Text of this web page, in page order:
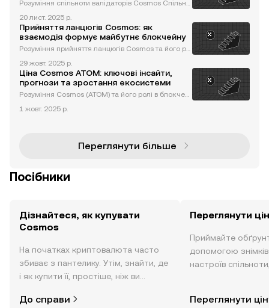
Розуміння спільноти валідаторів Cosmos Спільно
истеми Cosmos, забезпечуючи її безпеку, децент
ралізацію та управління. Валідатори відіграють кр
итичну роль у
20 лист. 2025 р.
Прийняття ланцюгів Cosmos: як
взаємодія формує майбутнє блокчейну
Розуміння прийняття ланцюгів Cosmos та його ро
афт блокчейнів, забезпечуючи безперешкодну к
омунікацію та взаємодію між незалежними блок
чейнами. Завдяки рево
29 жовт. 2025 р.
Ціна Cosmos ATOM: ключові інсайти,
прогнози та зростання екосистеми
Розуміння Cosmos (ATOM) та його ролі в блокчей
чейн-платформа, створена для вирішення однієї
1 жовт. 2025 р.
Переглянути більше
Посібники
Дізнайтеся, як купувати
Cosmos
На початках криптовалюта часто
збиває з пантелику. Утім, знайти, де
і як купити її, простіше, ніж ви
за допомогою застосунку OKX для
До справи
Переглянути
Приймайте
допомогою
настроїв
Переглянути